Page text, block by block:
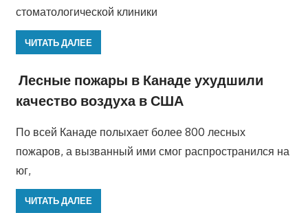
стоматологической клиники
ЧИТАТЬ ДАЛЕЕ
Лесные пожары в Канаде ухудшили
качество воздуха в США
По всей Канаде полыхает более 800 лесных
пожаров, а вызванный ими смог распространился на
юг,
ЧИТАТЬ ДАЛЕЕ